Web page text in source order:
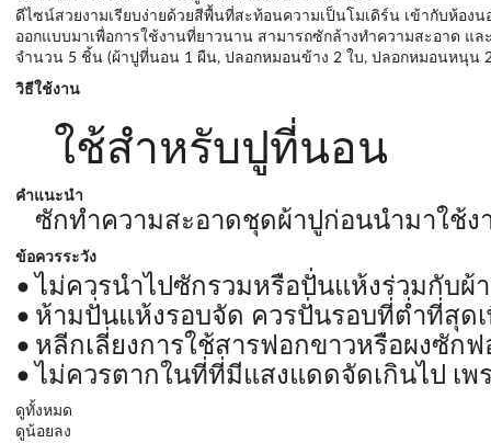
ดีไซน์สวยงามเรียบง่ายด้วยสีพื้นที่สะท้อนความเป็นโมเดิร์น เข้ากับห้อง
ออกแบบมาเพื่อการใช้งานที่ยาวนาน สามารถซักล้างทำความสะอาด แล
จำนวน 5 ชิ้น (ผ้าปูที่นอน 1 ผืน, ปลอกหมอนข้าง 2 ใบ, ปลอกหมอนหนุน
วิธีใช้งาน
ใช้สำหรับปูที่นอน
คำแนะนำ
ซักทำความสะอาดชุดผ้าปูก่อนนำมาใช้ง
ข้อควรระวัง
ไม่ควรนำไปซักรวมหรือปั่นแห้งร่วมกับผ้
ห้ามปั่นแห้งรอบจัด ควรปั่นรอบที่ต่ำที่สุด
หลีกเลี่ยงการใช้สารฟอกขาวหรือผงซัก
ไม่ควรตากในที่ที่มีแสงแดดจัดเกินไป เพ
ดูทั้งหมด
ดูน้อยลง